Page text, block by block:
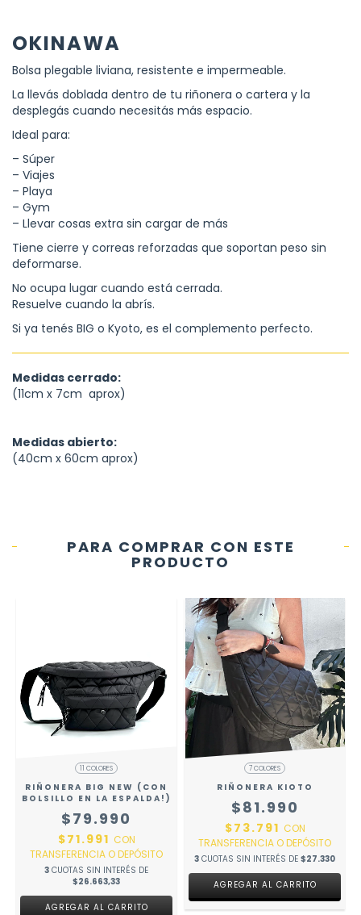
OKINAWA
Bolsa plegable liviana, resistente e impermeable.
La llevás doblada dentro de tu riñonera o cartera y la
desplegás cuando necesitás más espacio.
Ideal para:
– Súper
– Viajes
– Playa
– Gym
– Llevar cosas extra sin cargar de más
Tiene cierre y correas reforzadas que soportan peso sin
deformarse.
No ocupa lugar cuando está cerrada.
Resuelve cuando la abrís.
Si ya tenés BIG o Kyoto, es el complemento perfecto.
Medidas cerrado:
(11cm x 7cm aprox)
Medidas abierto:
(40cm x 60cm aprox)
PARA COMPRAR CON ESTE
PRODUCTO
11 COLORES
RIÑONERA BIG NEW (CON
BOLSILLO EN LA ESPALDA!)
$79.990
$71.991 CON
TRANSFERENCIA O DEPÓSITO
3 CUOTAS SIN INTERÉS DE
$26.663,33
AGREGAR AL CARRITO
7 COLORES
RIÑONERA KIOTO
$81.990
$73.791 CON
TRANSFERENCIA O DEPÓSITO
3 CUOTAS SIN INTERÉS DE $27.330
AGREGAR AL CARRITO